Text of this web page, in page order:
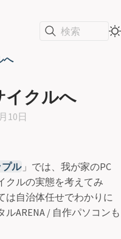
検索
へ
イクルへ
10日
ル 」では、我が家のPC
クルの実態を考えてみ
は自治体任せでわかりに
ARENA / 自作パソコンも